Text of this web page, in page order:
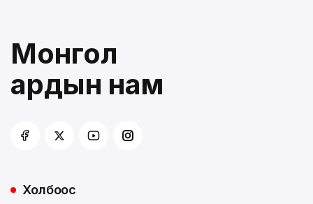
Монгол
ардын нам
Холбоос